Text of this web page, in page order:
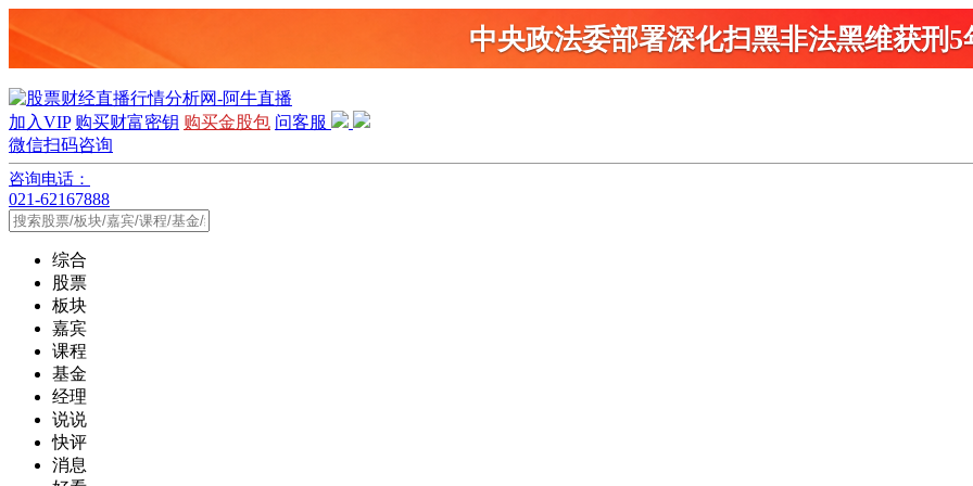
中央政法委部署深化扫黑非法黑维获刑5
加入VIP 购买财富密钥 购买金股包 问客服
微信扫码咨询
咨询电话：
021-62167888
综合
股票
板块
嘉宾
课程
基金
经理
说说
快评
消息